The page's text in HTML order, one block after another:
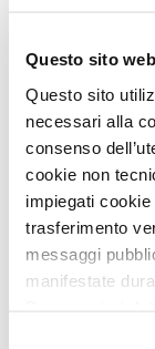
Questo sito
Questo sito
necessari alla
consenso
cookie non
impiegati
trasferimento
messaggi
manifestate